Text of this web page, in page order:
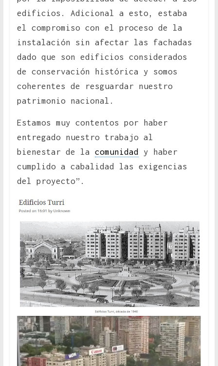
edificios. Adicional a esto, estaba
el compromiso con el proceso de la
instalación sin afectar las fachadas
dado que son edificios considerados
de conservación histórica y somos
coherentes de resguardar nuestro
patrimonio nacional.
Estamos muy contentos por haber
entregado nuestro trabajo al
bienestar de la comunidad
y haber
cumplido a cabalidad las exigencias
del proyecto”.